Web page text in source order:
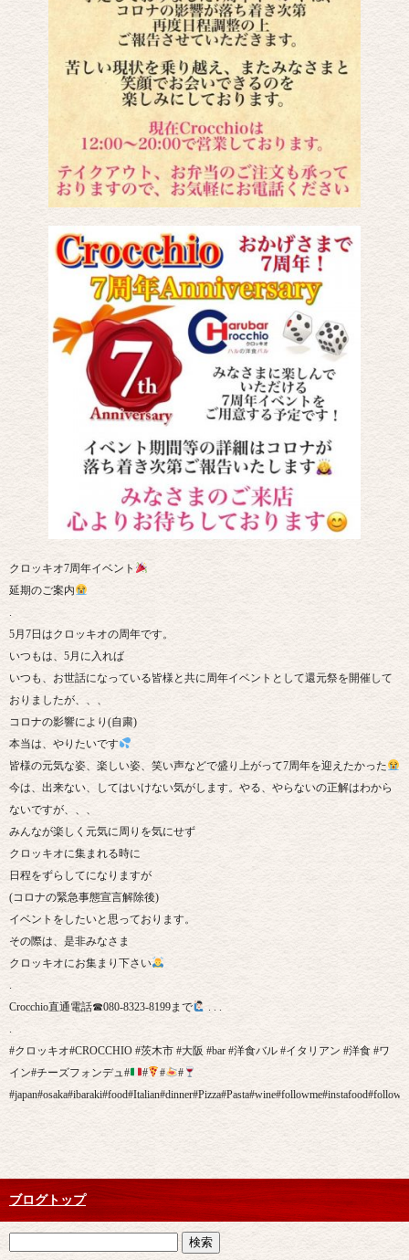
クロッキオ7周年イベント
延期のご案内
.
5月7日はクロッキオの周年です。
いつもは、5月に入れば
いつも、お世話になっている皆様と共に周年イベントとして還元祭を開催して
おりましたが、、、
コロナの影響により(自粛)
本当は、やりたいです
皆様の元気な姿、楽しい姿、笑い声などで盛り上がって7周年を迎えたかった
今は、出来ない、してはいけない気がします。やる、やらないの正解はわから
ないですが、、、
みんなが楽しく元気に周りを気にせず
クロッキオに集まれる時に
日程をずらしてになりますが
(コロナの緊急事態宣言解除後)
イベントをしたいと思っております。
その際は、是非みなさま
クロッキオにお集まり下さい
.
Crocchio直通電話☎︎080-8323-8199まで
. . .
.
#クロッキオ#CROCCHIO #茨木市 #大阪 #bar #洋食バル #イタリアン #洋食 #ワ
イン#チーズフォンデュ#
# #
#
ブログトップ